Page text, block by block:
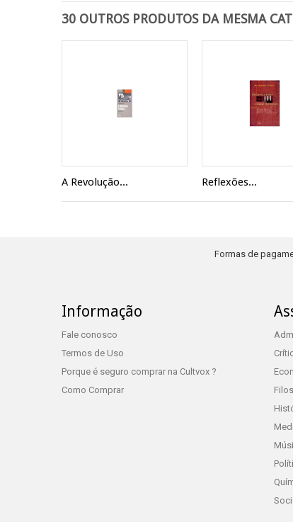
30 OUTROS PRODUTOS DA MESMA
A Revolução... Reflexões...
Formas de
Informação
Fale conosco
Termos de Uso
Porque é seguro comprar na Cultvox ?
Como Comprar